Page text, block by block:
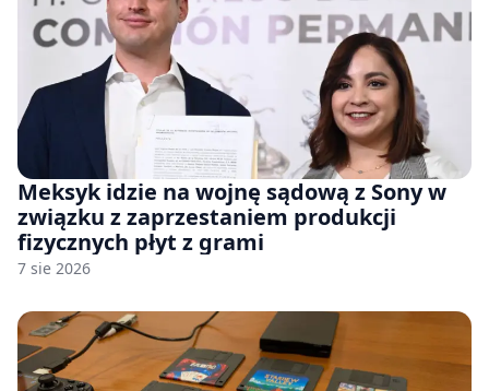
Meksyk idzie na wojnę sądową z Sony w
związku z zaprzestaniem produkcji
fizycznych płyt z grami
7 sie 2026